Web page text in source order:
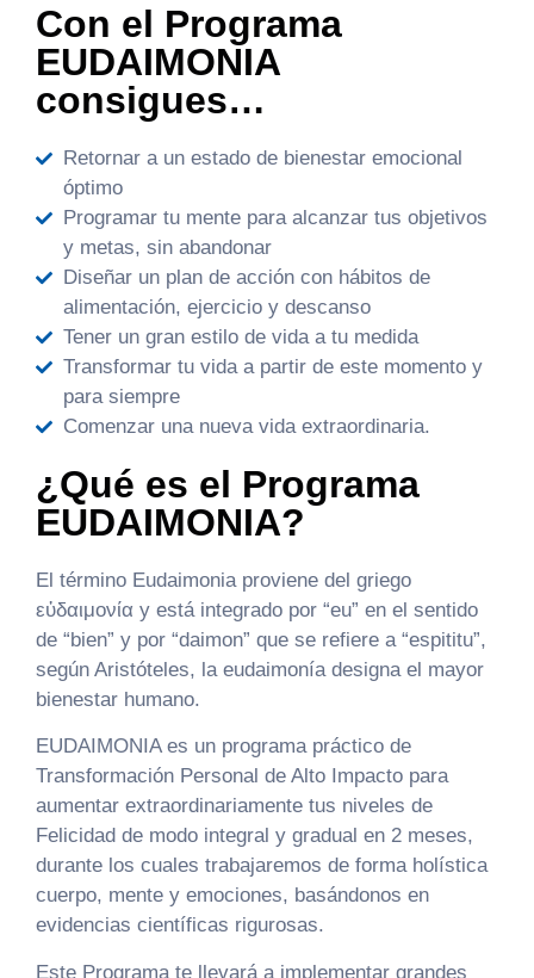
Con el Programa
EUDAIMONIA
consigues…
Retornar a un estado de bienestar emocional
óptimo
Programar tu mente para alcanzar tus objetivos
y metas, sin abandonar
Diseñar un plan de acción con hábitos de
alimentación, ejercicio y descanso
Tener un gran estilo de vida a tu medida
Transformar tu vida a partir de este momento y
para siempre
Comenzar una nueva vida extraordinaria.
¿Qué es el Programa
EUDAIMONIA?
El término Eudaimonia proviene del griego
εὐδαιμονία y está integrado por “eu” en el sentido
de “bien” y por “daimon” que se refiere a “espititu”,
según Aristóteles, la eudaimonía designa el mayor
bienestar humano.
EUDAIMONIA es un programa práctico de
Transformación Personal de Alto Impacto para
aumentar extraordinariamente tus niveles de
Felicidad de modo integral y gradual en 2 meses,
durante los cuales trabajaremos de forma holística
cuerpo, mente y emociones, basándonos en
evidencias científicas rigurosas.
Este Programa te llevará a implementar grandes